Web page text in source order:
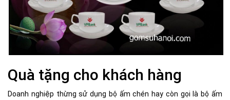
Quà tặng cho khách hàng
Doanh nghiệp thừng sử dụng bộ ấm chén hay còn gọi là bộ ấm